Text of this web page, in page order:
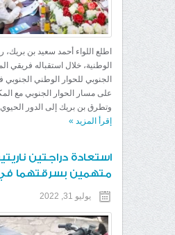
اطلع اللواء أحمد سعيد بن بريك،
الوطنية، خلال استقباله فريقي
الجنوبي للحوار الوطني الجنوبي
على مسار الحوار الجنوبي مع
وتطرق بن بريك إلى الدور
إقرأ المزيد »
استعادة دراجتين
متهمين بسرقتهما في
يوليو 31, 2022